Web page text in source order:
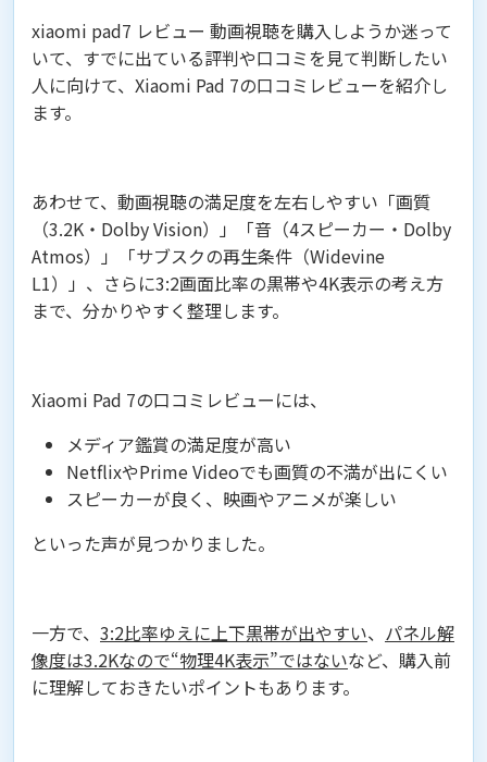
xiaomi pad7 レビュー 動画視聴を購入しようか迷って
いて、すでに出ている評判や口コミを見て判断したい
人に向けて、Xiaomi Pad 7の口コミレビューを紹介し
ます。
あわせて、動画視聴の満足度を左右しやすい「画質
（3.2K・Dolby Vision）」「音（4スピーカー・Dolby
Atmos）」「サブスクの再生条件（Widevine
L1）」、さらに3:2画面比率の黒帯や4K表示の考え方
まで、分かりやすく整理します。
Xiaomi Pad 7の口コミレビューには、
メディア鑑賞の満足度が高い
NetflixやPrime Videoでも画質の不満が出にくい
スピーカーが良く、映画やアニメが楽しい
といった声が見つかりました。
一方で、 3:2比率ゆえに上下黒帯が出やすい、 パネル解
像度は3.2Kなので“物理4K表示”ではないなど、購入前
に理解しておきたいポイントもあります。